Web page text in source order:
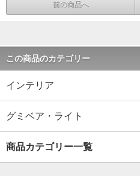
前の商品へ
この商品のカテゴリー
インテリア
グミベア・ライト
商品カテゴリー一覧